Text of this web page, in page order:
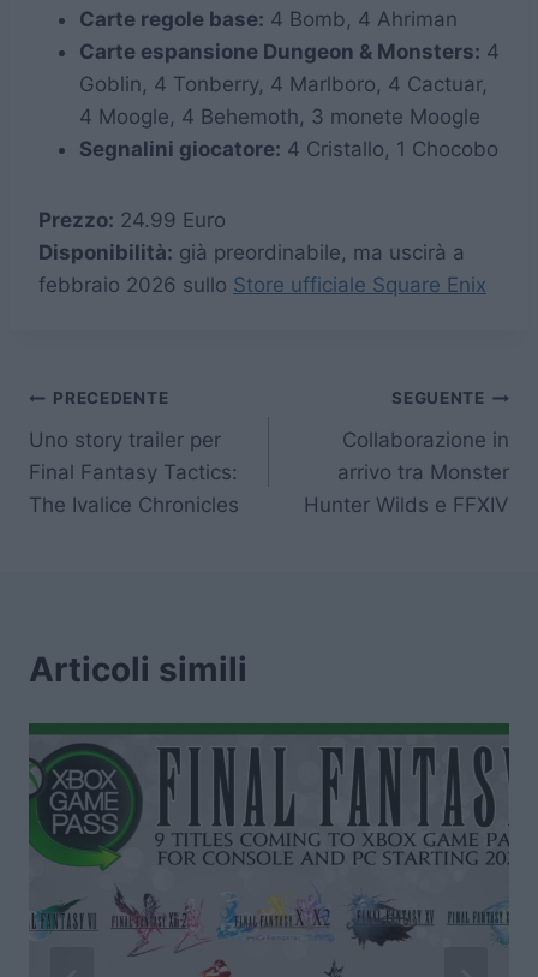
Carte regole base: 4 Bomb, 4 Ahriman
Carte espansione Dungeon & Monsters: 4
Goblin, 4 Tonberry, 4 Marlboro, 4 Cactuar,
4 Moogle, 4 Behemoth, 3 monete Moogle
Segnalini giocatore: 4 Cristallo, 1 Chocobo
Prezzo: 24.99 Euro
Disponibilità: già preordinabile, ma uscirà a
febbraio 2026 sullo Store ufficiale Square Enix
Navigazione
articoli
PRECEDENTE
Uno story trailer per
Final Fantasy Tactics:
The Ivalice Chronicles
SEGUENTE
Collaborazione in
arrivo tra Monster
Hunter Wilds e FFXIV
Articoli simili